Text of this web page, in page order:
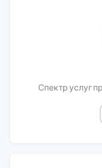
Спектр услуг